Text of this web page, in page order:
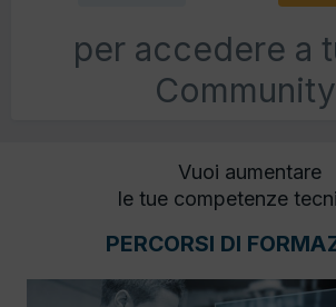
per accedere a
Vuoi aumentare
le tue competenze
PERCORSI DI